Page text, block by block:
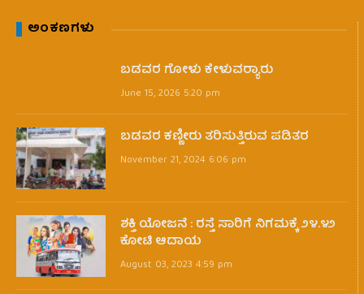
ಅಂಕಣಗಳು
ಬಡವರ ಗೋಳು ಕೇಳುವರ‍್ಯಾರು
June 15, 2026 5:20 pm
ಬಡವರ ಕಣ್ಣೀರು ತರಿಸುತ್ತಿರುವ ಪಡಿತರ
November 21, 2024 6:06 pm
ಶಕ್ತಿ ಯೋಜನೆ : ರಸ್ತೆ ಸಾರಿಗೆ ನಿಗಮಕ್ಕೆ ೨೪.೪೨
ಕೋಟಿ ಆದಾಯ
August 03, 2023 4:59 pm